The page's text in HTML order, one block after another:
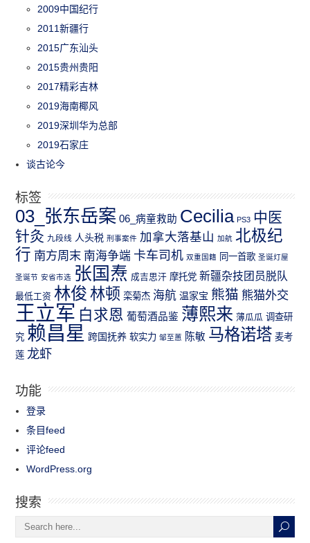
2009中国纪行
2011新疆行
2015广东汕头
2015贵州贵阳
2017精彩吉林
2019海南椰风
2019深圳华为总部
2019石家庄
谈古论今
标签
03_张东岳案 06_病童救助 Cecilia PS3 中医
针灸 九段线 人头税 刑事案件 加拿大落基山 加航 北极纪
行 南方周末 南海争端 卡车司机 双重国籍 同一首歌 圣诞灯屋
圣诞节 安省市选 张国焘 成吉思汗 摩托党 新疆杂技团员脱队
最低工资 林俊 林顿 栾菊杰 海航 温家宝 熊猫 熊猫外交
王立军 白求恩 葡萄酒品鉴 薄熙来 薄瓜瓜 调查研
究 赖昌星 跨国抚养 软实力 邹至蕙 陈敏 马格诺塔 麦考
莲 龙虾
功能
登录
条目feed
评论feed
WordPress.org
搜索